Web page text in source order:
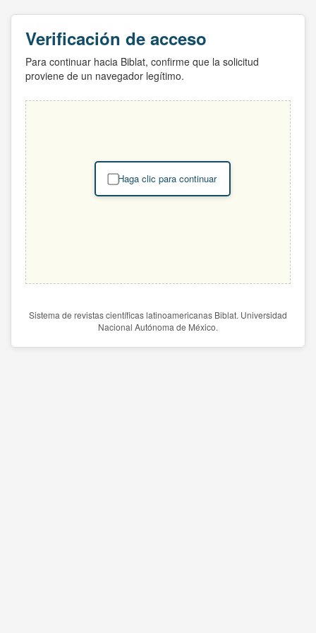
Verificación de acceso
Para continuar hacia Biblat, confirme que la solicitud
proviene de un navegador legítimo.
Haga clic para continuar
Sistema de revistas científicas latinoamericanas Biblat. Universidad
Nacional Autónoma de México.